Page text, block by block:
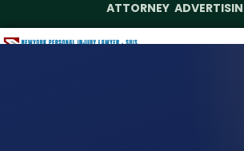
ATTORNEY